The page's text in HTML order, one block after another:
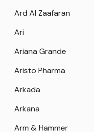
Ard Al Zaafaran
Ari
Ariana Grande
Aristo Pharma
Arkada
Arkana
Arm & Hammer